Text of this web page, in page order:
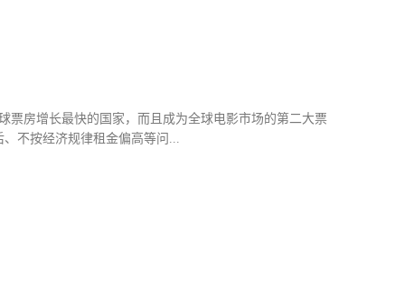
了秋季。电影发布的海报，从设计风格，到电影标准字，
票房增长最快的国家，而且成为全球电影市场的第二大票
不按经济规律租金偏高等问...
奏，原有的市场体系正在发生变革，一些过去市场高速发
条特色化之路。广州现存唯一一家建于上世纪初的专业电